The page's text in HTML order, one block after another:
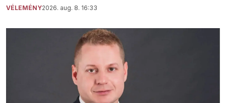
VÉLEMÉNY2026. aug. 8. 16:33